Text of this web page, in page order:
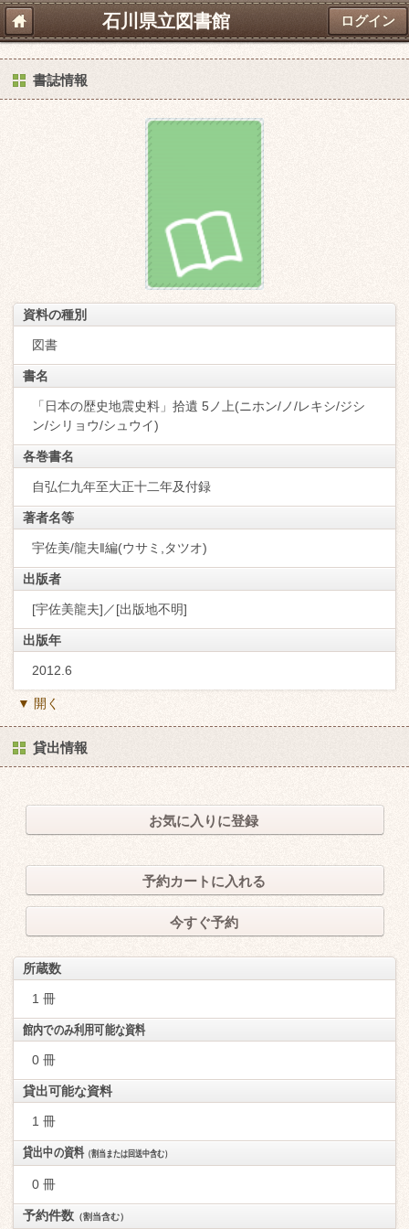
石川県立図書館 ログイン
書誌情報
資料の種別
図書
書名
「日本の歴史地震史料」拾遺 5ノ上(ニホン/ノ/レキシ/ジシ
ン/シリョウ/シュウイ)
各巻書名
自弘仁九年至大正十二年及付録
著者名等
宇佐美/龍夫‖編(ウサミ,タツオ)
出版者
[宇佐美龍夫]／[出版地不明]
出版年
2012.6
▼ 開く
貸出情報
お気に入りに登録
予約カートに入れる
今すぐ予約
所蔵数
1 冊
館内でのみ利用可能な資料
0 冊
貸出可能な資料
1 冊
貸出中の資料（割当または回送中含む）
0 冊
予約件数 （割当含む）